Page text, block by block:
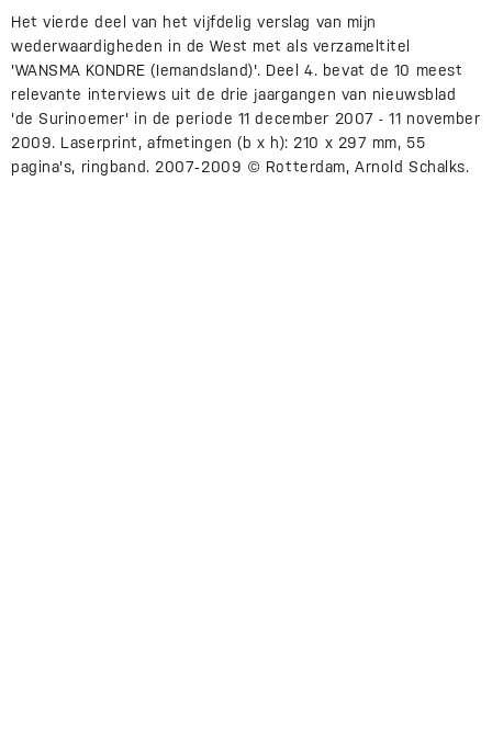
Het vierde deel van het vijfdelig verslag van mijn
wederwaardigheden in de West met als verzameltitel
'WANSMA KONDRE (Iemandsland)'. Deel 4. bevat de 10 meest
relevante interviews uit de drie jaargangen van nieuwsblad
'de Surinoemer' in de periode 11 december 2007 - 11 november
2009. Laserprint, afmetingen (b x h): 210 x 297 mm, 55
pagina's, ringband. 2007‐2009 © Rotterdam, Arnold Schalks.